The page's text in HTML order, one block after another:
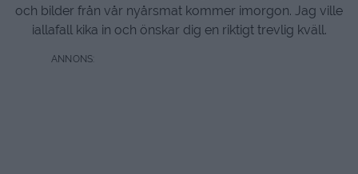
och bilder från vår nyårsmat kommer imorgon. Jag ville
iallafall kika in och önskar dig en riktigt trevlig kväll.